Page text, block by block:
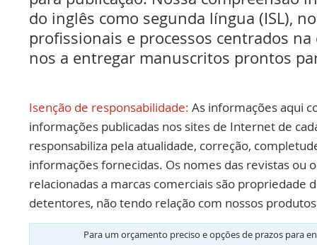
do inglês como segunda língua (ISL),
profissionais e processos centrados
nos a entregar manuscritos prontos
Isenção de responsabilidade: As informações aqui
informações publicadas nos sites de Internet de
responsabiliza pela atualidade, correção,
informações fornecidas. Os nomes das revistas ou
relacionadas a marcas comerciais são propriedade
detentores, não tendo relação com nossos
Para um orçamento preciso e opções de prazos para